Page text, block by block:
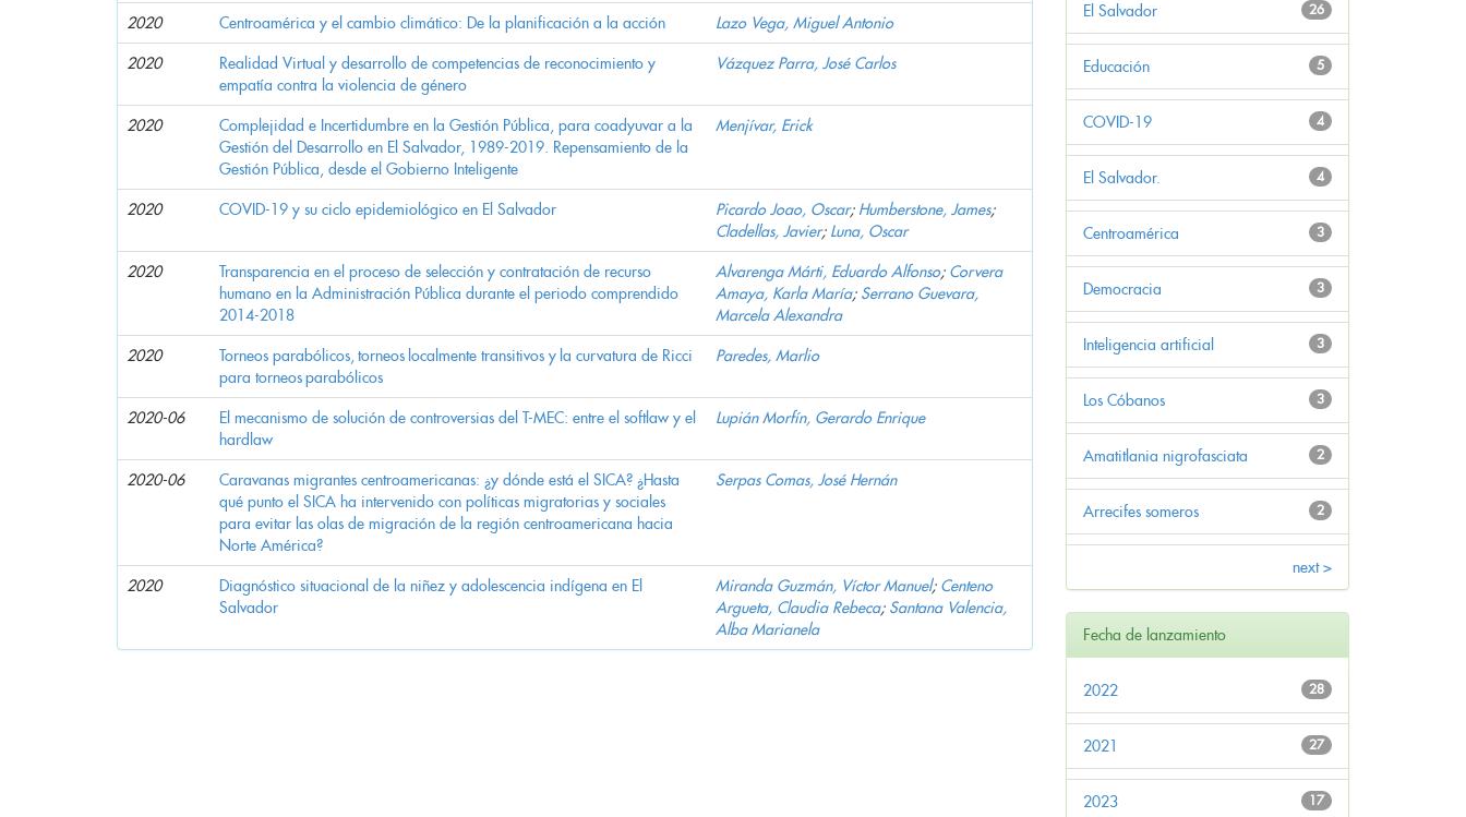
2020 Centroamérica y el cambio climático: De la planificación a la acción Lazo Vega, Miguel Antonio
2020
Realidad Virtual y desarrollo de competencias de reconocimiento y
empatía contra la violencia de género
Vázquez Parra, José Carlos
2020
Complejidad e Incertidumbre en la Gestión Pública, para coadyuvar a la
Gestión del Desarrollo en El Salvador, 1989-2019. Repensamiento de la
Gestión Pública, desde el Gobierno Inteligente
Menjívar, Erick
2020 COVID-19 y su ciclo epidemiológico en El Salvador Picardo Joao, Oscar; Humberstone, James;
Cladellas, Javier; Luna, Oscar
2020
Transparencia en el proceso de selección y contratación de recurso
humano en la Administración Pública durante el periodo comprendido
2014-2018
Alvarenga Márti, Eduardo Alfonso; Corvera
Amaya, Karla María; Serrano Guevara,
Marcela Alexandra
2020
Torneos parabólicos, torneos localmente transitivos y la curvatura de Ricci
para torneos parabólicos
Paredes, Marlio
2020-06
El mecanismo de solución de controversias del T-MEC: entre el softlaw y el
hardlaw
Lupián Morfín, Gerardo Enrique
2020-06
Caravanas migrantes centroamericanas: ¿y dónde está el SICA? ¿Hasta
qué punto el SICA ha intervenido con políticas migratorias y sociales
para evitar las olas de migración de la región centroamericana hacia
Norte América?
Serpas Comas, José Hernán
2020
Diagnóstico situacional de la niñez y adolescencia indígena en El
Salvador
Miranda Guzmán, Víctor Manuel; Centeno
Argueta, Claudia Rebeca; Santana Valencia,
Alba Marianela
26
El Salvador
5
Educación
4
COVID-19
4
El Salvador.
3
Centroamérica
3
Democracia
3
Inteligencia artificial
3
Los Cóbanos
2
Amatitlania nigrofasciata
2
Arrecifes someros
next >
Fecha de lanzamiento
28
2022
27
2021
17
2023